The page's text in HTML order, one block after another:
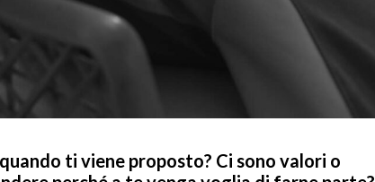
ti viene proposto? Ci sono valori o